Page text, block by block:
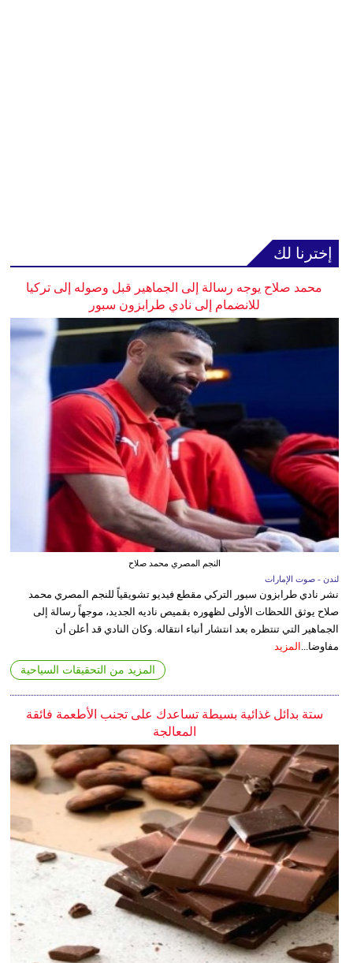
إخترنا لك
محمد صلاح يوجه رسالة إلى الجماهير قبل وصوله إلى تركيا
للانضمام إلى نادي طرابزون سبور
النجم المصري محمد صلاح
لندن - صوت الإمارات
نشر نادي طرابزون سبور التركي مقطع فيديو تشويقياً للنجم المصري محمد
صلاح يوثق اللحظات الأولى لظهوره بقميص ناديه الجديد، موجهاً رسالة إلى
الجماهير التي تنتظره بعد انتشار أنباء انتقاله. وكان النادي قد أعلن أن
مفاوضا... المزيد
المزيد من التحقيقات السياحية
ستة بدائل غذائية بسيطة تساعدك على تجنب الأطعمة فائقة
المعالجة